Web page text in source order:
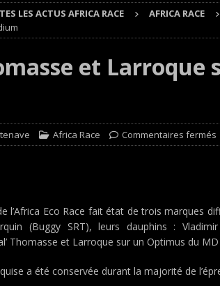
et SprinCar : Aydie conclut un week-end d’exception !
Organization and WINBO-DONGJIAN Automotive
LES ACTUS AFRICA RACE AFRICA RACE
et Larroque
Africa Race Commentaires fermés
l’Africa Eco Race fait état de trois marques
(Buggy SRT), leurs dauphins :
Thomasse et Larroque sur un Optimus du MD
a été conservée durant la majorité de